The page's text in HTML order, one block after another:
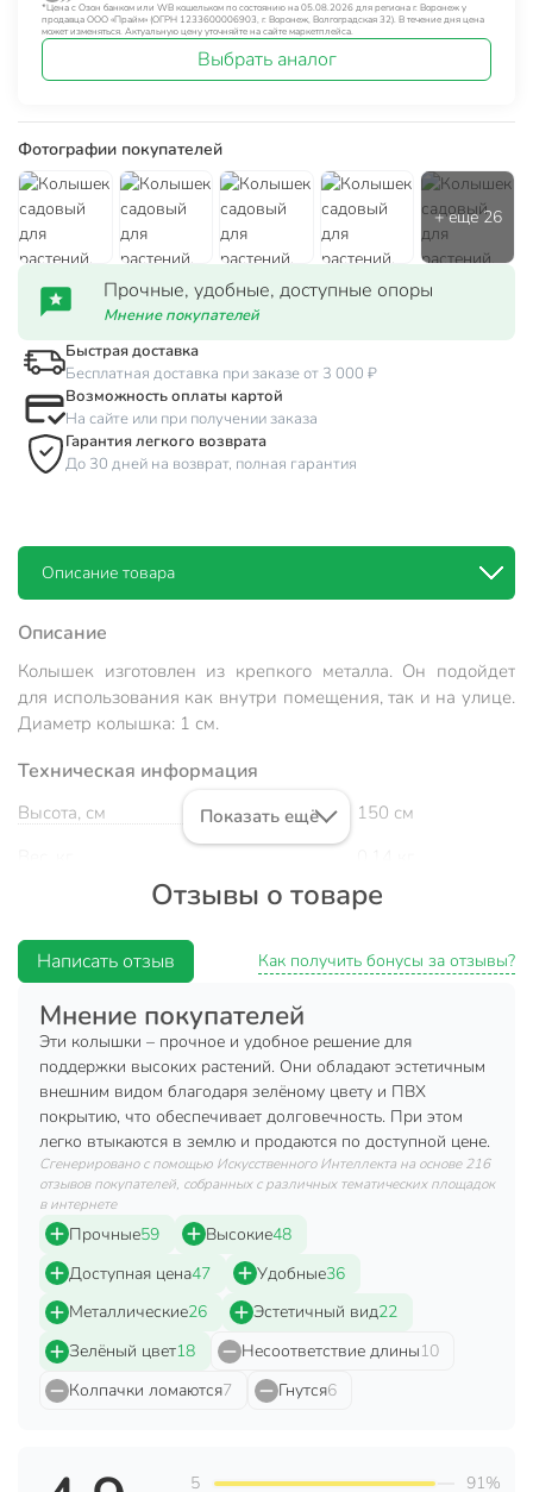
*Цена с Озон банком или WB кошельком по состоянию на 05.08.2026 для региона г. Воронеж у
продавца ООО «Прайм» (ОГРН 1233600006903, г. Воронеж, Волгоградская 32). В течение дня цена
может изменяться. Актуальную цену уточняйте на сайте маркетплейса.
Выбрать аналог
Фотографии покупателей
Прочные, удобные, доступные опоры
Мнение покупателей
Быстрая доставка
Бесплатная доставка при заказе от 3 000 ₽
Возможность оплаты картой
На сайте или при получении заказа
Гарантия легкого возврата
До 30 дней на возврат, полная гарантия
Описание товара
Описание
Колышек изготовлен из крепкого металла. Он подойдет
для использования как внутри помещения, так и на улице.
Диаметр колышка: 1 см.
Техническая информация
Высота, см
150 см
Страна производства
Россия
Конструкция
Материал
Цвет
зеленый
Тип
колышек
Назначение
для кустов
для цветов
универсальный
Вес в упаковке
Габариты упаковки
Показать ещё
Отзывы о товаре
Написать отзыв Как получить бонусы за отзывы?
Мнение покупателей
Эти колышки – прочное и удобное решение для
поддержки высоких растений. Они обладают эстетичным
внешним видом благодаря зелёному цвету и ПВХ
покрытию, что обеспечивает долговечность. При этом
легко втыкаются в землю и продаются по доступной цене.
Сгенерировано с помощью Искусственного Интеллекта на основе 216
отзывов покупателей, собранных с различных тематических площадок
в интернете
Прочные59 Высокие48
Доступная цена47 Удобные36
Металлические26 Эстетичный вид22
Зелёный цвет18 Несоответствие длины10
Колпачки ломаются7 Гнутся6
5 91%